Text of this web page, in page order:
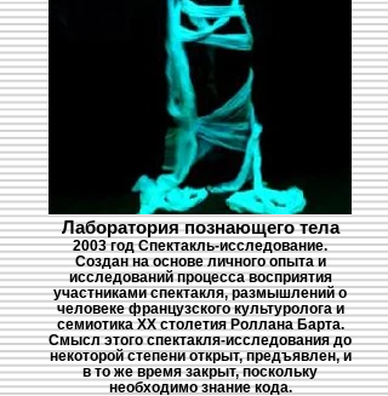
Лаборатория познающего тела
2003 год Спектакль-исследование.
Создан на основе личного опыта и
исследований процесса восприятия
участниками спектакля, размышлений о
человеке французского культуролога и
семиотика ХХ столетия Роллана Барта.
Смысл этого спектакля-исследования до
некоторой степени открыт, предъявлен, и
в то же время закрыт, поскольку
необходимо знание кода.